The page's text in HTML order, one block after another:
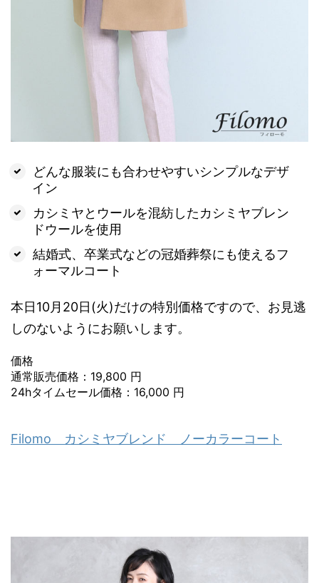
どんな服装にも合わせやすいシンプルなデザ
イン
カシミヤとウールを混紡したカシミヤブレン
ドウールを使用
結婚式、卒業式などの冠婚葬祭にも使えるフ
ォーマルコート
本日10月20日(火)だけの特別価格ですので、お見逃
しのないようにお願いします。
価格
通常販売価格：19,800 円
24hタイムセール価格：16,000 円
Filomo カシミヤブレンド ノーカラーコート